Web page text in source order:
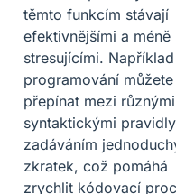
těmto funkcím stávají
efektivnějšími a méně
stresujícími.
programování můžete
přepínat mezi různými
syntaktickými pravidly
zadáváním
zkratek, což pomáhá
zrychlit kódovací